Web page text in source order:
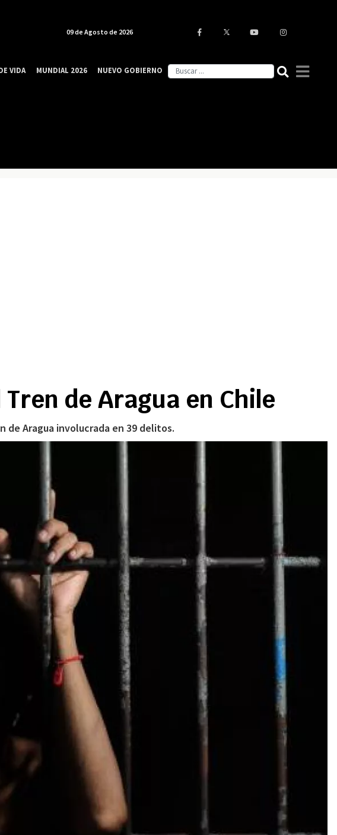
de Aragua en Chile
de Aragua involucrada en 39 delitos.
09 de Agosto de 2026
VIDA MUNDIAL 2026 NUEVO GOBIERNO